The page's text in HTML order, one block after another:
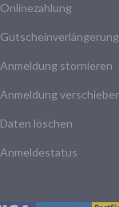
Onlinezahlung
Gutscheinverlängerung
Anmeldung stornieren
Anmeldung
Daten löschen
Anmeldestatus